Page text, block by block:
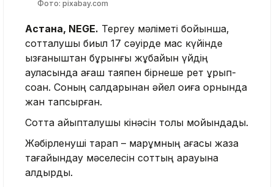
Фото: pixabay.com
Астана, NEGE. Тергеу мәліметі бойынша,
сотталушы биыл 17 сәуірде мас күйінде
қызғаныштан бұрынғы жұбайын үйдің
ауласында ағаш таяқпен бірнеше рет ұрып-
соққан. Соның салдарынан әйел оқиға орнында
жан тапсырған.
Сотта айыпталушы кінәсін толық мойындады.
Жәбірленуші тарап – марқұмның ағасы жаза
тағайындау мәселесін соттың қарауына
қалдырды.